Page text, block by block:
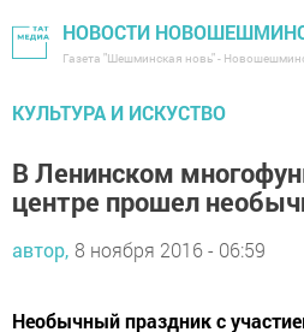
НОВОСТИ
Газета "Шешминская новь" -
КУЛЬТУРА И ИСКУСТВО
В Ленинском
центре прошел
автор, 8 ноября 2016 - 06:59
Необычный праздник с